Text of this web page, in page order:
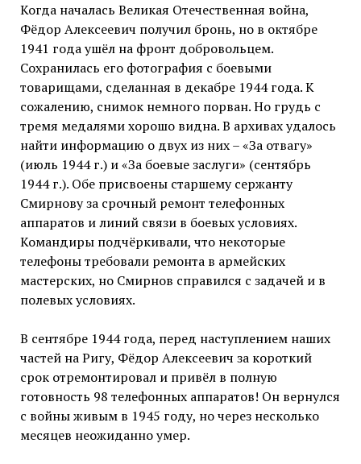
Когда началась Великая Отечественная война,
Фёдор Алексеевич получил бронь, но в октябре
1941 года ушёл на фронт добровольцем.
Сохранилась его фотография с боевыми
товарищами, сделанная в декабре 1944 года. К
сожалению, снимок немного порван. Но грудь с
тремя медалями хорошо видна. В архивах удалось
найти информацию о двух из них – «За отвагу»
(июль 1944 г.) и «За боевые заслуги» (сентябрь
1944 г.). Обе присвоены старшему сержанту
Смирнову за срочный ремонт телефонных
аппаратов и линий связи в боевых условиях.
Командиры подчёркивали, что некоторые
телефоны требовали ремонта в армейских
мастерских, но Смирнов справился с задачей и в
полевых условиях.
В сентябре 1944 года, перед наступлением наших
частей на Ригу, Фёдор Алексеевич за короткий
срок отремонтировал и привёл в полную
готовность 98 телефонных аппаратов! Он вернулся
с войны живым в 1945 году, но через несколько
месяцев неожиданно умер.